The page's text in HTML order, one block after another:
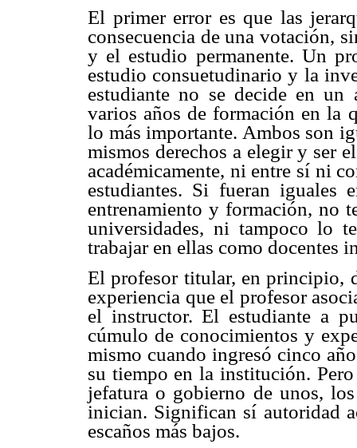
El primer error es que las
consecuencia de una votación,
y el estudio permanente. Un
estudio consuetudinario y la
estudiante no se decide en
varios años de formación en la
lo más importante. Ambos son
mismos derechos a elegir y ser
académicamente, ni entre sí ni
estudiantes. Si fueran iguales
entrenamiento y formación, no
universidades, ni tampoco lo
trabajar en ellas como docentes
El profesor titular, en principio,
experiencia que el profesor
el instructor. El estudiante a
cúmulo de conocimientos y
mismo cuando ingresó cinco
su tiempo en la institución.
jefatura o gobierno de unos,
inician. Significan sí autoridad
escaños más bajos.